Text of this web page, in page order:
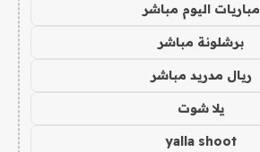
مباريات اليوم مباشر
برشلونة مباشر
ريال مدريد مباشر
يلا شوت
yalla shoot